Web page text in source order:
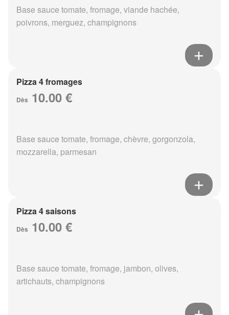
Base sauce tomate, fromage, viande hachée,
poivrons, merguez, champignons
Pizza 4 fromages
Dès 10.00 €
Base sauce tomate, fromage, chèvre, gorgonzola,
mozzarella, parmesan
Pizza 4 saisons
Dès 10.00 €
Base sauce tomate, fromage, jambon, olives,
artichauts, champignons